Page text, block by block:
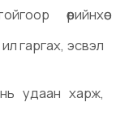
өөрийнхөө
гаргах, эсвэл
удаан харж,